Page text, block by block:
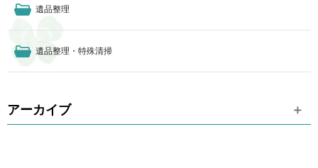
遺品整理
遺品整理・特殊清掃
アーカイブ